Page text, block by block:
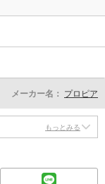
メーカー名： プロピア
もっとみる